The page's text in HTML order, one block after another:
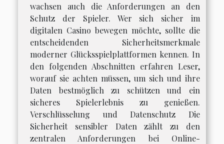
wachsen auch die Anforderungen an den
Schutz der Spieler. Wer sich sicher im
digitalen Casino bewegen möchte, sollte die
entscheidenden Sicherheitsmerkmale
moderner Glücksspielplattformen kennen. In
den folgenden Abschnitten erfahren Leser,
worauf sie achten müssen, um sich und ihre
Daten bestmöglich zu schützen und ein
sicheres Spielerlebnis zu genießen.
Verschlüsselung und Datenschutz Die
Sicherheit sensibler Daten zählt zu den
zentralen Anforderungen bei Online-